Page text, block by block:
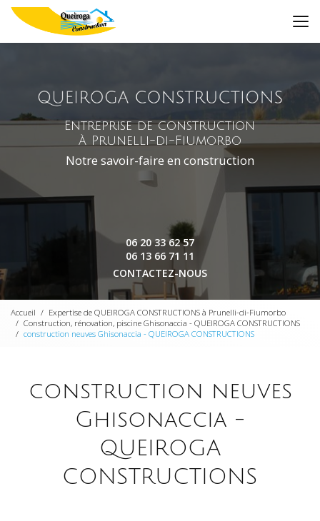
Aller
principal
Entreprise de construction
à Prunelli-di-Fiumorbo
Notre savoir-faire en construction
06 20 33 62 57
06 13 66 71 11
CONTACTEZ-NOUS
Accueil
Expertise de QUEIROGA CONSTRUCTIONS à Prunelli-di-Fiumorbo
Construction, rénovation, piscine Ghisonaccia - QUEIROGA CONSTRUCTIONS
construction neuves Ghisonaccia - QUEIROGA CONSTRUCTIONS
construction neuves
Ghisonaccia -
QUEIROGA
CONSTRUCTIONS